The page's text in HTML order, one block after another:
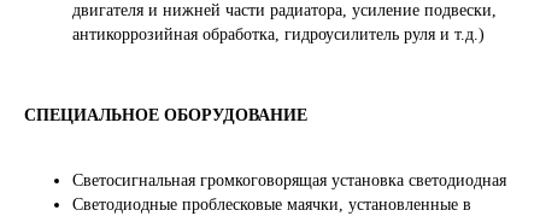
двигателя и нижней части радиатора, усиление подвески,
антикоррозийная обработка, гидроусилитель руля и т.д.)
СПЕЦИАЛЬНОЕ ОБОРУДОВАНИЕ
Светосигнальная громкоговорящая установка светодиодная
Светодиодные проблесковые маячки, установленные в
ДРУГИЕ СПЕЦАВТОМОБИЛИ